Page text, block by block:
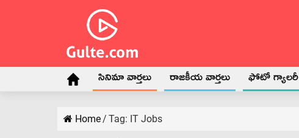
సినిమా వార్తలు రాజకీయ వార్తలు ఫోటో గ్యాలరీ
Home/ Tag: IT Jobs